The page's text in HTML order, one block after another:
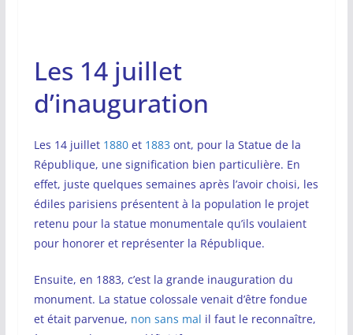
Les 14 juillet
d’inauguration
Les 14 juillet 1880et 1883 ont, pour la Statue de la
République, une signification bien particulière. En
effet, juste quelques semaines après l’avoir choisi, les
édiles parisiens présentent à la population le projet
retenu pour la statue monumentale qu’ils voulaient
pour honorer et représenter la République.
Ensuite, en 1883, c’est la grande inauguration du
monument. La statue colossale venait d’être fondue
et était parvenue, non sans mal il faut le reconnaître,